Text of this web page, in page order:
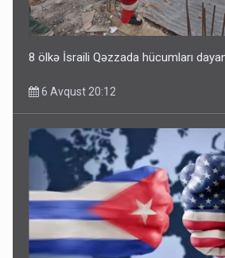
8 ölkə İsraili Qəzzada hücumları
6 Avqust 20:12